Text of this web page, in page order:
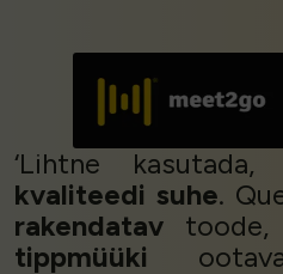
‘Lihtne kasutada,
kvaliteedi suhe.
rakendatav toode,
tippmüüki